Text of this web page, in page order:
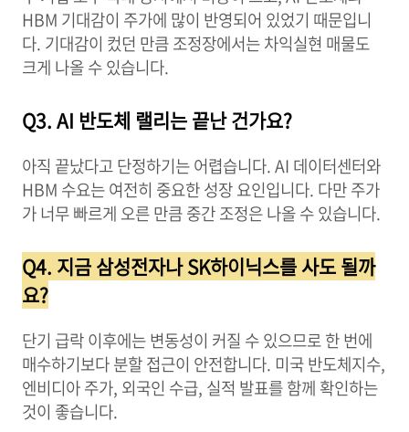
HBM 기대감이 주가에 많이 반영되어 있었기 때문입니
다. 기대감이 컸던 만큼 조정장에서는 차익실현 매물도
크게 나올 수 있습니다.
Q3. AI 반도체 랠리는 끝난 건가요?
아직 끝났다고 단정하기는 어렵습니다. AI 데이터센터와
HBM 수요는 여전히 중요한 성장 요인입니다. 다만 주가
가 너무 빠르게 오른 만큼 중간 조정은 나올 수 있습니다.
Q4. 지금 삼성전자나 SK하이닉스를 사도 될까
요?
단기 급락 이후에는 변동성이 커질 수 있으므로 한 번에
매수하기보다 분할 접근이 안전합니다. 미국 반도체지수,
엔비디아 주가, 외국인 수급, 실적 발표를 함께 확인하는
것이 좋습니다.